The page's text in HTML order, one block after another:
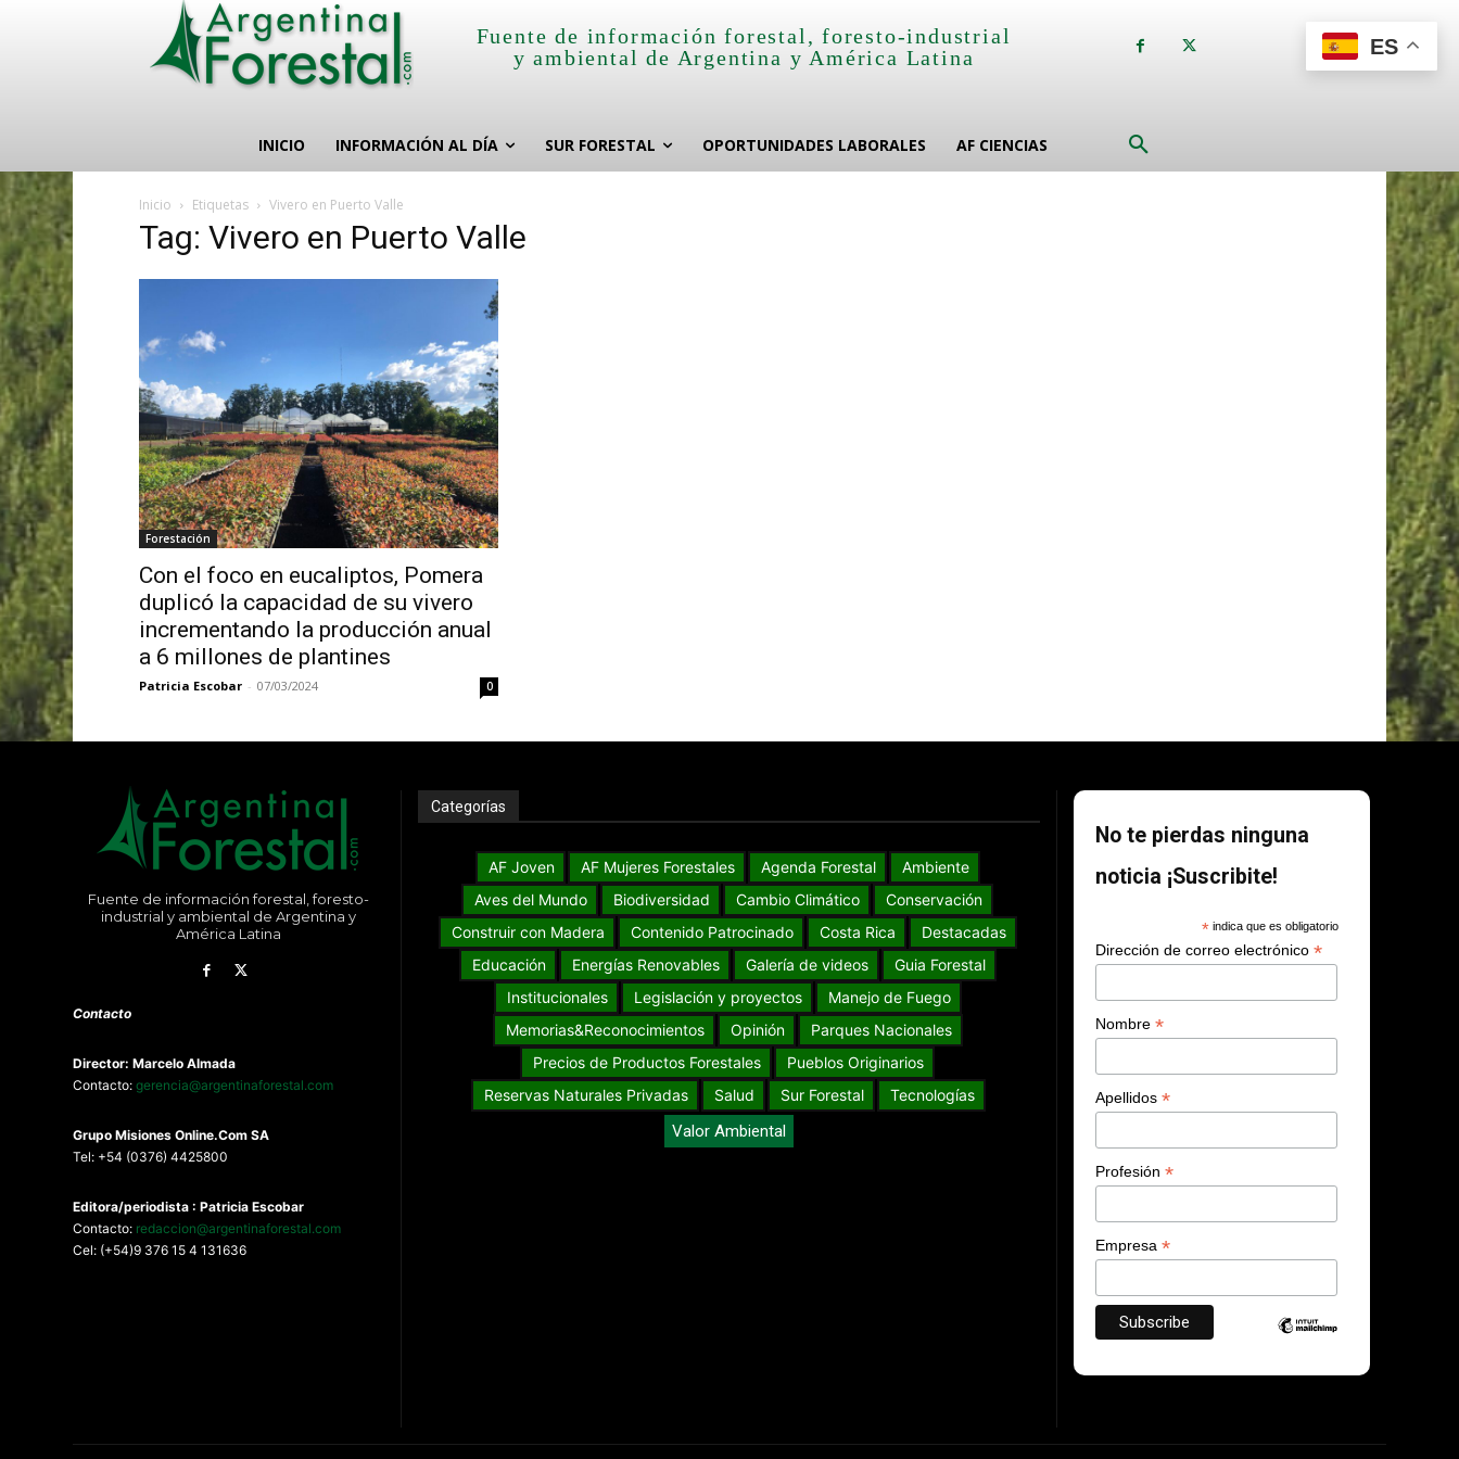
Fuente de información forestal, foresto-industrial
y ambiental de Argentina y América Latina
INICIO INFORMACIÓN AL DÍA SUR FORESTAL OPORTUNIDADES LABORALES AF CIENCIAS
Inicio Etiquetas Vivero en Puerto Valle
Tag: Vivero en Puerto Valle
Forestación
Con el foco en eucaliptos, Pomera
duplicó la capacidad de su vivero
incrementando la producción anual
a 6 millones de plantines
Patricia Escobar - 07/03/2024 0
Fuente de información forestal, foresto-
industrial y ambiental de Argentina y
América Latina
Contacto
Director: Marcelo Almada
Contacto: gerencia@argentinaforestal.com
Grupo MisionesOnline.Com SA
Tel: +54 (0376) 4425800
Editora/periodista : Patricia Escobar
Contacto: redaccion@argentinaforestal.com
Cel: (+54)9 376 15 4 131636
Categorías
AF Joven AF Mujeres Forestales Agenda Forestal
Ambiente
Aves del Mundo
Biodiversidad Cambio Climático
Conservación
Construir con Madera
Contenido Patrocinado Costa Rica
Destacadas
Educación
Energías Renovables Galería de videos
Guia Forestal
Institucionales
Legislación y proyectos
Manejo de Fuego
Memorias&Reconocimientos
Opinión
Parques Nacionales
Precios de Productos Forestales
Pueblos Originarios
Reservas Naturales Privadas
Salud Sur Forestal Tecnologías
Valor Ambiental
No te pierdas ninguna
noticia ¡Suscribite!
*indica que es obligatorio
Dirección de correo electrónico*
Nombre*
Apellidos*
Profesión*
Empresa*
ES